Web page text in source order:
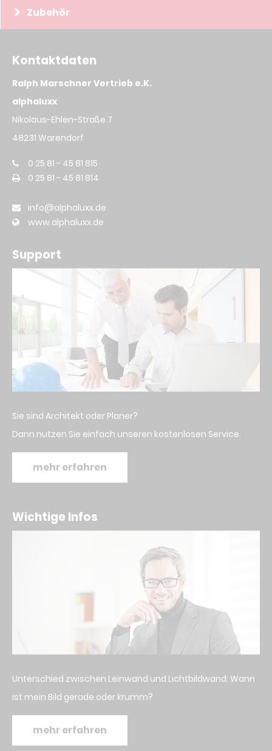
Zubehör
Kontaktdaten
Ralph Marschner Vertrieb e.K.
alphaluxx
Nikolaus-Ehlen-Straße 7
48231 Warendorf
0 25 81 - 45 81 815
0 25 81 - 45 81 814
info@alphaluxx.de
www.alphaluxx.de
Support
Sie sind Architekt oder Planer?
Dann nutzen Sie einfach unseren kostenlosen Service.
mehr erfahren
Wichtige Infos
Unterschied zwischen Leinwand und Lichtbildwand: Wann
ist mein Bild gerade oder krumm?
mehr erfahren